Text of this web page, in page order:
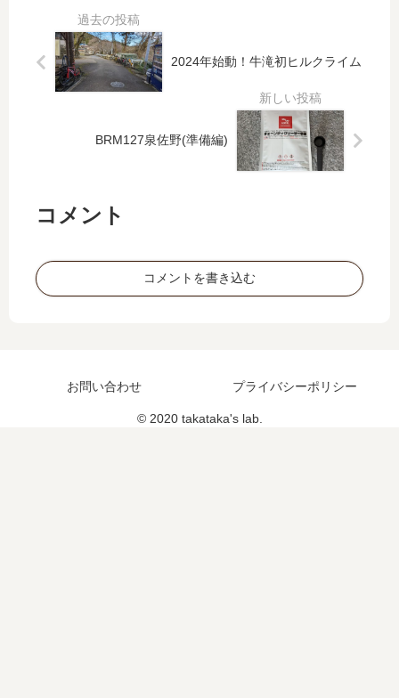
し
た
予
60
0
㎞
（
0k
pa
rt1
ト
ラ
常
2024年始動！牛滝初ヒルクライム
BRM127泉佐野(準備編)
コメント
コメントを書き込む
お問い合わせ プライバシーポリシー
© 2020 takataka's lab.